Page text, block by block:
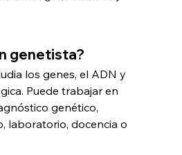
genetista?
los genes, el ADN y
Puede trabajar en
genético,
laboratorio, docencia o